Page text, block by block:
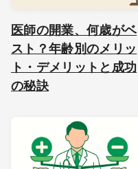
医師の開業、何歳がベ
スト？年齢別のメリッ
ト・デメリットと成功
の秘訣